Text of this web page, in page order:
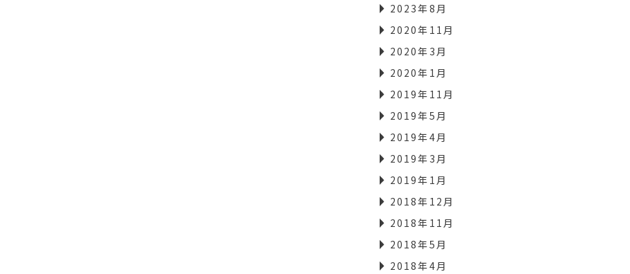
2023年8月
2020年11月
2020年3月
2020年1月
2019年11月
2019年5月
2019年4月
2019年3月
2019年1月
2018年12月
2018年11月
2018年5月
2018年4月